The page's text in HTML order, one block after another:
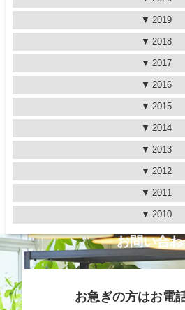
2019
2018
2017
2016
2015
2014
2013
2012
2011
2010
お問い合
お急ぎの方はお電